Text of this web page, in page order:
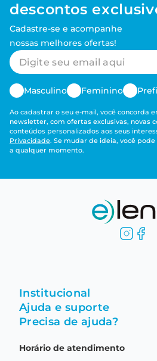
descontos
Cadastre-se e acompanhe
nossas melhores ofertas!
Masculino Feminino
Ao cadastrar o seu e-mail, você concorda
newsletter, com ofertas exclusivas, novas
conteúdos personalizados aos seus
Privacidade. Se mudar de ideia, você
a qualquer momento.
Institucional
Fale conosco
Ajuda e suporte
Garantia
Precisa de ajuda?
Horário de atendimento